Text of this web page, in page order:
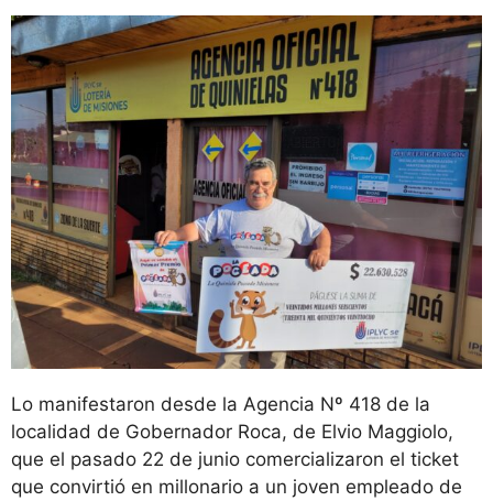
Lo manifestaron desde la Agencia Nº 418 de la
localidad de Gobernador Roca, de Elvio Maggiolo,
que el pasado 22 de junio comercializaron el ticket
que convirtió en millonario a un joven empleado de